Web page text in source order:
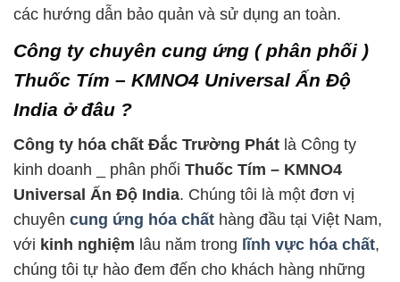
các hướng dẫn bảo quản và sử dụng an toàn.
Công ty chuyên cung ứng ( phân phối )
Thuốc Tím – KMNO4 Universal Ấn Độ
India ở đâu ?
Công ty hóa chất Đắc Trường Phát là Công ty
kinh doanh _ phân phối Thuốc Tím – KMNO4
Universal Ấn Độ India. Chúng tôi là một đơn vị
chuyên cung ứng hóa chất hàng đầu tại Việt Nam,
với kinh nghiệm lâu năm trong lĩnh vực hóa chất,
chúng tôi tự hào đem đến cho khách hàng những